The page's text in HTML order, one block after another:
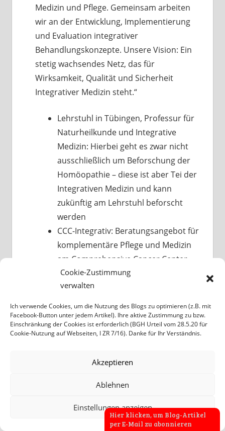
Cookie-Zustimmung
verwalten
Ich verwende Cookies, um die Nutzung des Blogs zu optimieren (z.B. mit
Facebook-Button unter jedem Artikel). Ihre aktive Zustimmung zu bzw.
Einschränkung der Cookies ist erforderlich (BGH Urteil vom 28.5.20 für
Cookie-Nutzung auf Webseiten, I ZR 7/16). Danke für Ihr Verständnis.
Akzeptieren
Ablehnen
Einstellungen anzeigen
Medizin und Pflege. Gemeinsam arbeiten
wir an der Entwicklung, Implementierung
und Evaluation integrativer
Behandlungskonzepte. Unsere Vision: Ein
stetig wachsendes Netz, das für
Wirksamkeit, Qualität und Sicherheit
Integrativer Medizin steht.“
Lehrstuhl in Tübingen, Professur für
Naturheilkunde und Integrative
Medizin: Hierbei geht es zwar nicht
ausschließlich um Beforschung der
Homöopathie – diese ist aber Tei der
Integrativen Medizin und kann
zukünftig am Lehrstuhl beforscht
werden
CCC-Integrativ: Beratungsangebot für
komplementäre Pflege und Medizin
am Comprehensive Cancer Center
Tübingen-Stuttgart – Tumorzentrum
am Universitätsklinikum Tübingen:
Beratung zu Komplementärmedizin
als Ergänzung zur konventionellen
Behandlung insbesondere zur
Chemo-Therapie.
In Baden-Württemberg ist
in der Forschung als auch im medizinischen
Alltag (Ärztliche Versorgung, Pflege).
Hier klicken, um Blog-Artikel
per E-Mail zu abonnieren